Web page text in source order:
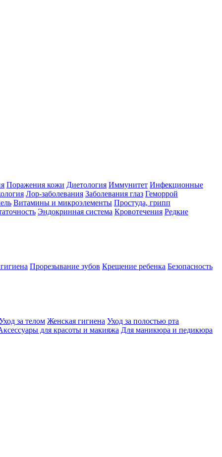
Поражения кожи Диетология Иммунитет Инфекционные
Лор-заболевания Заболевания глаз Геморрой
Витамины и микроэлементы Простуда, грипп
Эндокринная система Кровотечения Редкие
Прорезывание зубов Крещение ребенка Безопасность
за телом Женская гигиена Уход за полостью рта
для красоты и макияжа Для маникюра и педикюра